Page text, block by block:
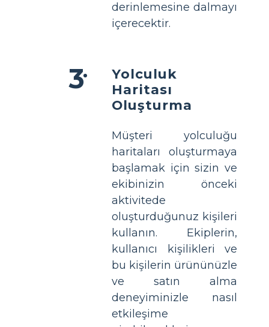
derinlemesine dalmayı
içerecektir.
Yolculuk
Haritası
Oluşturma
Müşteri yolculuğu
haritaları oluşturmaya
başlamak için sizin ve
ekibinizin önceki
aktivitede
oluşturduğunuz kişileri
kullanın. Ekiplerin,
kullanıcı kişilikleri ve
bu kişilerin ürününüzle
ve satın alma
deneyiminizle nasıl
etkileşime